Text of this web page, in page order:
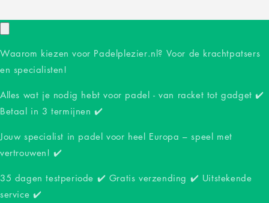
Waarom kiezen voor Padelplezier.nl? Voor de krachtpatsers
en specialisten!
Alles wat je nodig hebt voor padel - van racket tot gadget ✔️
Betaal in 3 termijnen ✔️
Jouw specialist in padel voor heel Europa – speel met
vertrouwen! ✔️
35 dagen testperiode ✔️ Gratis verzending ✔️ Uitstekende
service ✔️